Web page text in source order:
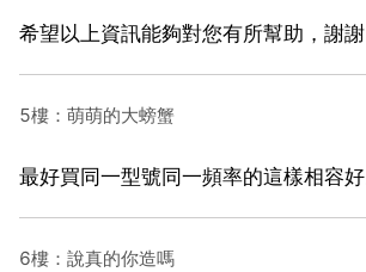
希望以上資訊能夠對您有所幫助，謝謝
5樓：萌萌的大螃蟹
最好買同一型號同一頻率的這樣相容好
6樓：說真的你造嗎